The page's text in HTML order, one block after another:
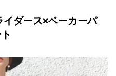
イダース×ベーカーパ